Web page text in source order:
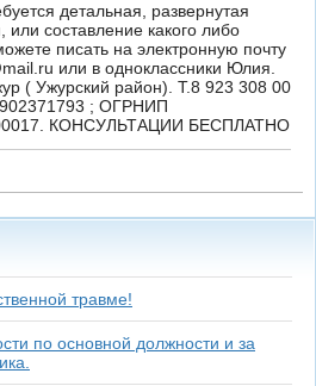
детальная, развернутая
или составление какого либо
писать на электронную почту
или в одноклассники Юлия.
( Ужурский район). Т.8 923 308 00
; ОГРНИП
КОНСУЛЬТАЦИИ БЕСПЛАТНО
травме!
по основной должности и за